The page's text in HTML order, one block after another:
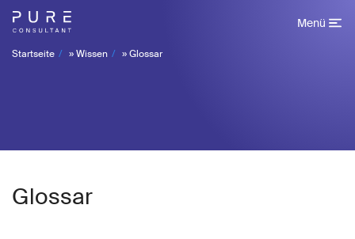
Menü
Startseite »Wissen »Glossar
Glossar